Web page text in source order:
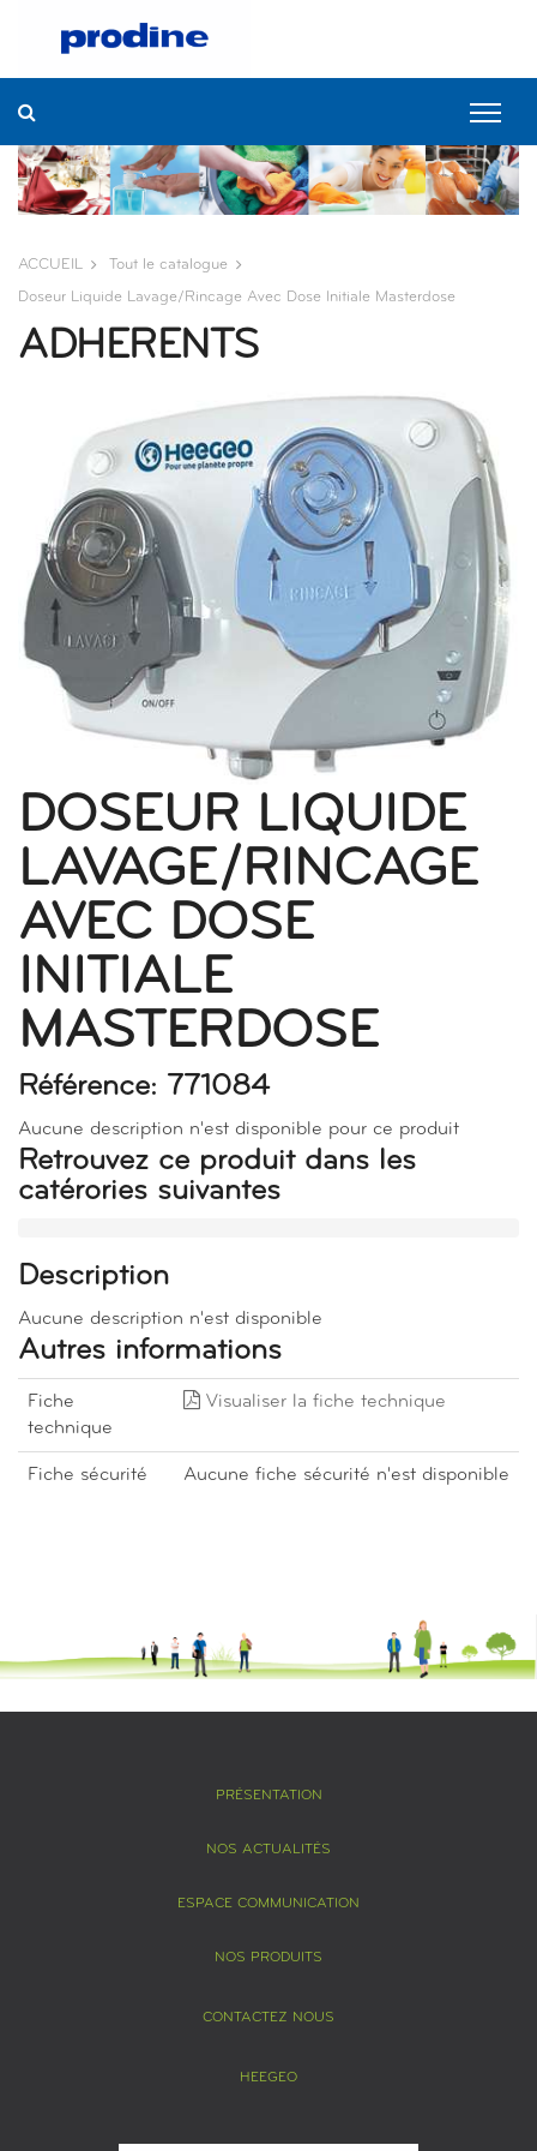
ACCUEIL Tout le catalogue
Doseur Liquide Lavage/rincage Avec Dose Initiale Masterdose
ADHERENTS
DOSEUR LIQUIDE
LAVAGE/RINCAGE
AVEC DOSE
INITIALE
MASTERDOSE
Référence: 771084
Aucune description n'est disponible pour ce produit
Retrouvez ce produit dans les
catérories suivantes
Description
Aucune description n'est disponible
Autres informations
Fiche
technique
Visualiser la fiche technique
Fiche sécurité Aucune fiche sécurité n'est disponible
PRÉSENTATION
NOS ACTUALITÉS
ESPACE COMMUNICATION
NOS PRODUITS
CONTACTEZ NOUS
HEEGEO